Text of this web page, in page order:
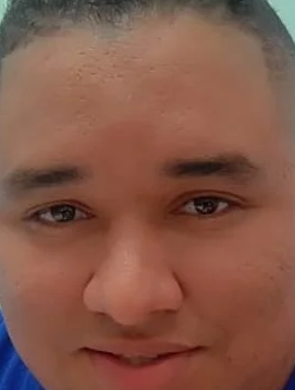
1 Año Atrás
Celebrando a Alex Sandoval: Un